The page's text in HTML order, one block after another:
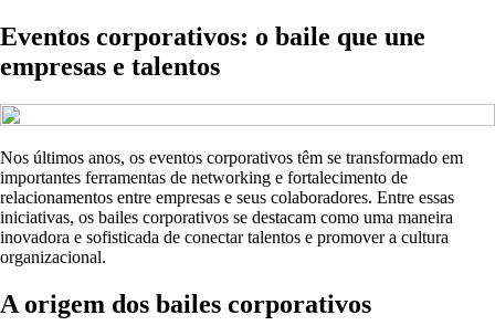
Eventos corporativos: o baile que une
empresas e talentos
Nos últimos anos, os eventos corporativos têm se transformado em
importantes ferramentas de networking e fortalecimento de
relacionamentos entre empresas e seus colaboradores. Entre essas
iniciativas, os bailes corporativos se destacam como uma maneira
inovadora e sofisticada de conectar talentos e promover a cultura
organizacional.
A origem dos bailes corporativos